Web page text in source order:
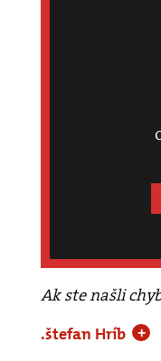
Ak ste našli
.štefan Hríb
+